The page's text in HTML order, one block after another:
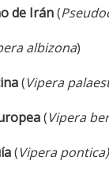
de Irán(
albizona)
(Vipera
(Vipera
(Vipera pontica)